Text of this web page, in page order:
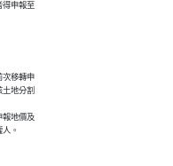
得申報至
次移轉申
地分割
報地價及